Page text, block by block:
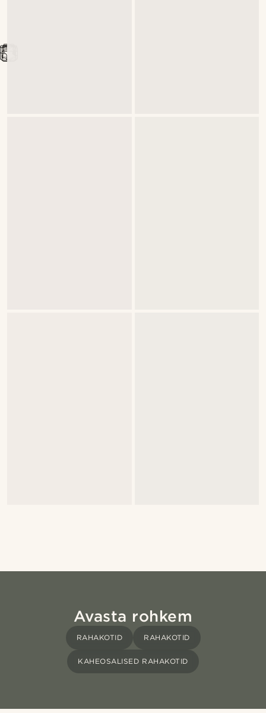
Avasta rohkem
RAHAKOTID RAHAKOTID
KAHEOSALISED RAHAKOTID